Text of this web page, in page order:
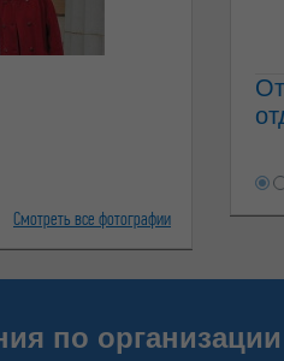
Смотреть все фотографии
по организации